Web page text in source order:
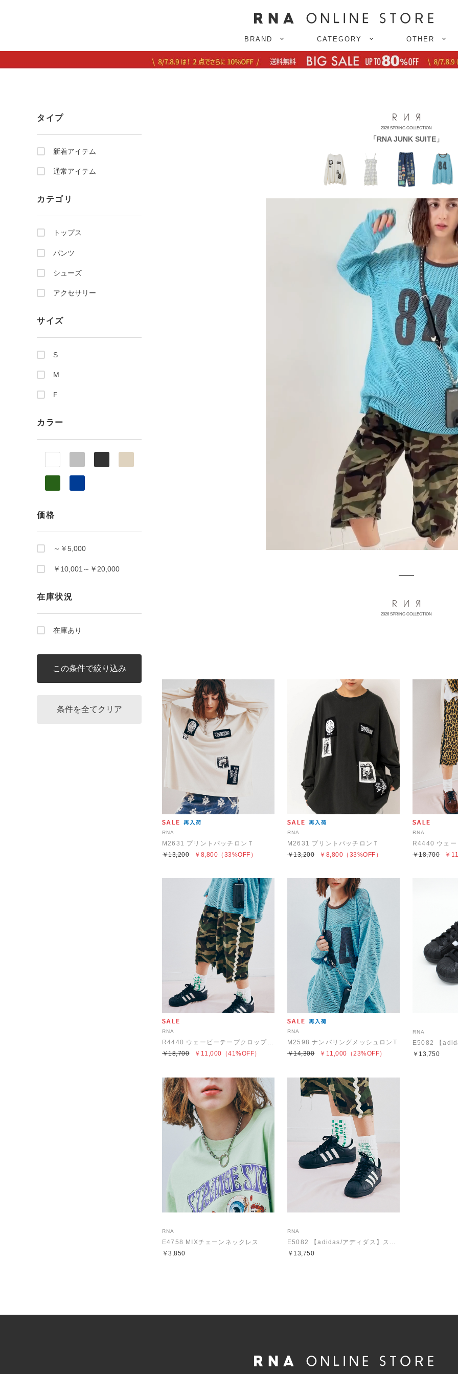
BRAND CATEGORY OTHER
タイプ
新着アイテム
通常アイテム
カテゴリ
トップス
パンツ
シューズ
アクセサリー
サイズ
S
M
F
カラー
価格
～￥5,000
￥10,001～￥20,000
在庫状況
在庫あり
2026 SPRING COLLECTION
「RNA JUNK SUITE」
2026 SPRING COLLECTION
RNA
M2631 プリントパッチロンＴ
￥8,800
￥13,200 （33%OFF）
RNA
M2631 プリントパッチロンＴ
￥8,800
￥13,200 （33%OFF）
RNA
￥
￥18,700
RNA
R4440 ウェービーテープクロップドパンツ
￥11,000
￥18,700 （41%OFF）
RNA
M2598 ナンバリングメッシュロンT
￥11,000
￥14,300 （23%OFF）
RNA
￥13,750
RNA
E4758 MIXチェーンネックレス
￥3,850
RNA
E5082 【adidas/アディダス】スーパースター2
￥13,750